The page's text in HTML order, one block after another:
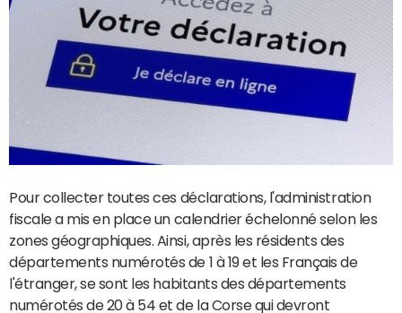
Pour collecter toutes ces déclarations, l'administration
fiscale a mis en place un calendrier échelonné selon les
zones géographiques. Ainsi, après les résidents des
départements numérotés de 1 à 19 et les Français de
l'étranger, se sont les habitants des départements
numérotés de 20 à 54 et de la Corse qui devront